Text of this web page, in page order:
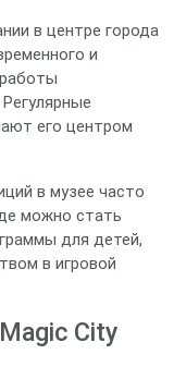
в центре города
и
его центром
в музее часто
можно стать
для детей,
в игровой
City